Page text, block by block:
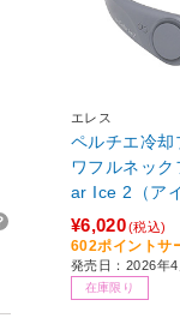
エレス
ペルチエ冷
ワフルネッ
ar Ice 2（ア
アイス 2）
-GY
¥6,020(税込)
602ポイントサ
発売日：2026年
在庫限り